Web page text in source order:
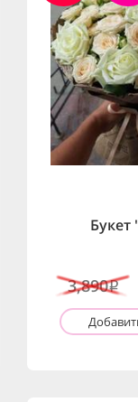
Букет
3,890i